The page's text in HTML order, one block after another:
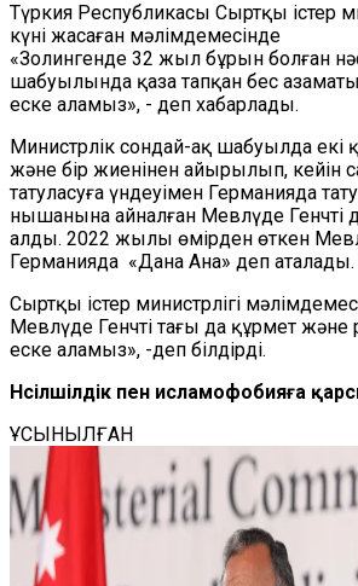
Түркия Республикасы Сыртқы істер
күні жасаған мәлімдемесінде
«Золингенде 32 жыл бұрын болған
шабуылында қаза тапқан бес
еске аламыз», - деп хабарлады.
Министрлік сондай-ақ шабуылда екі
және бір жиенінен айырылып, кейін
татуласуға үндеуімен Германияда
нышанына айналған Мевлүде Генчті
алды. 2022 жылы өмірден өткен
Германияда «Дана Ана» деп аталады.
Сыртқы істер министрлігі
Мевлүде Генчті тағы да құрмет
еске аламыз», -деп білдірді.
Нәсілшілдік пен исламофобияға
ҰСЫНЫЛҒАН